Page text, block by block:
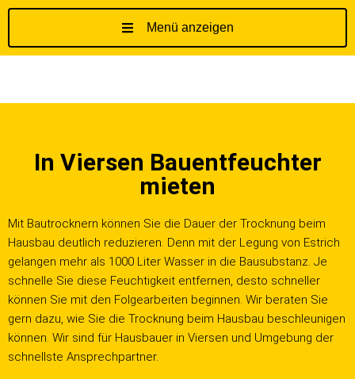
i
e
Menü anzeigen
In Viersen Bauentfeuchter
mieten
Mit Bautrocknern können Sie die Dauer der Trocknung beim
Hausbau deutlich reduzieren. Denn mit der Legung von Estrich
gelangen mehr als 1000 Liter Wasser in die Bausubstanz. Je
schnelle Sie diese Feuchtigkeit entfernen, desto schneller
können Sie mit den Folgearbeiten beginnen. Wir beraten Sie
gern dazu, wie Sie die Trocknung beim Hausbau beschleunigen
können. Wir sind für Hausbauer in Viersen und Umgebung der
schnellste Ansprechpartner.